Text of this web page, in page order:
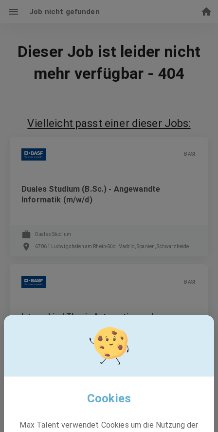
Job nicht gefunden
Dieser Job ist leider nicht
mehr verfügbar - 404
Vielleicht passt einer dieser Jobs:
BASF
Duales Studium (B.Sc.) - Angewandte
Informatik (m/w/d)
Duales Studium
67061 Ludwigshafen am Rhein-Süd, Madrid, Spanien, Schwarzheide
BASF
Internship / Thesis Automation and
Information Technology (m/f/d)
Freiwilliges Praktikum, Abschlussarbeit
Cookies
Max Talent verwendet Cookies um die Nutzung der